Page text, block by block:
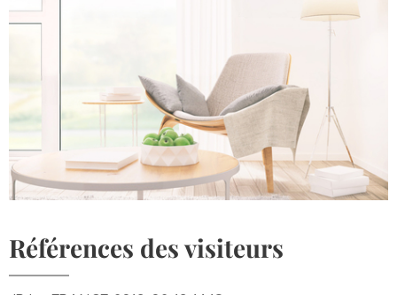
Références des visiteurs